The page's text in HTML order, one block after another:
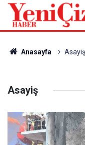
Anasayfa Asayiş
Asayiş